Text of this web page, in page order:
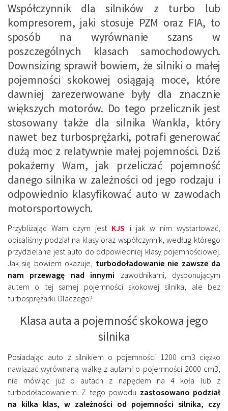
Współczynnik dla silników z turbo lub
kompresorem, jaki stosuje PZM oraz FIA, to
sposób na wyrównanie szans w
poszczególnych klasach samochodowych.
Downsizing sprawił bowiem, że silniki o małej
pojemności skokowej osiągają moce, które
dawniej zarezerwowane były dla znacznie
większych motorów. Do tego przelicznik jest
stosowany także dla silnika Wankla, który
nawet bez turbosprężarki, potrafi generować
dużą moc z relatywnie małej pojemności. Dziś
pokażemy Wam, jak przeliczać pojemność
danego silnika w zależności od jego rodzaju i
odpowiednio klasyfikować auto w zawodach
motorsportowych.
Przybliżając Wam czym jest KJS i jak w nim wystartować,
opisaliśmy podział na klasy oraz współczynnik, według którego
przydzielane jest auto do odpowiedniej klasy pojemnościowej.
Jak się bowiem okazuje, turbodoładowanie nie zawsze da
nam przewagę nad innymi zawodnikami, dysponującym
autem o tej samej pojemności skokowej silnika, ale bez
turbosprężarki. Dlaczego?
Klasa auta a pojemność skokowa jego
silnika
Posiadając auto z silnikiem o pojemności 1200 cm3 ciężko
nawiązać wyrównaną walkę z autami o pojemności 2000 cm3,
nie mówiąc już o autach z napędem na 4 koła lub z
turbodoładowaniem. Z tego powodu zastosowano podział
na kilka klas, w zależności od pojemności silnika, czy